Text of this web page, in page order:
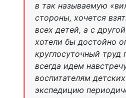
в так называемую
стороны, хочется
всех детей, а с
хотели бы достойно
круглосуточный труд
всегда идем
воспитателям
экспедицию